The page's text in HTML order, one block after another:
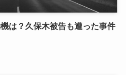
は？久保木被告も遭った事件